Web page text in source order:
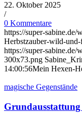
22. Oktober 2025
/
0 Kommentare
https://super-sabine.de/
Herbstzauber-wild-
https://super-
300x73.png
14:00:56Mein Hexen-
magische Gegenstände
Grundausstattung